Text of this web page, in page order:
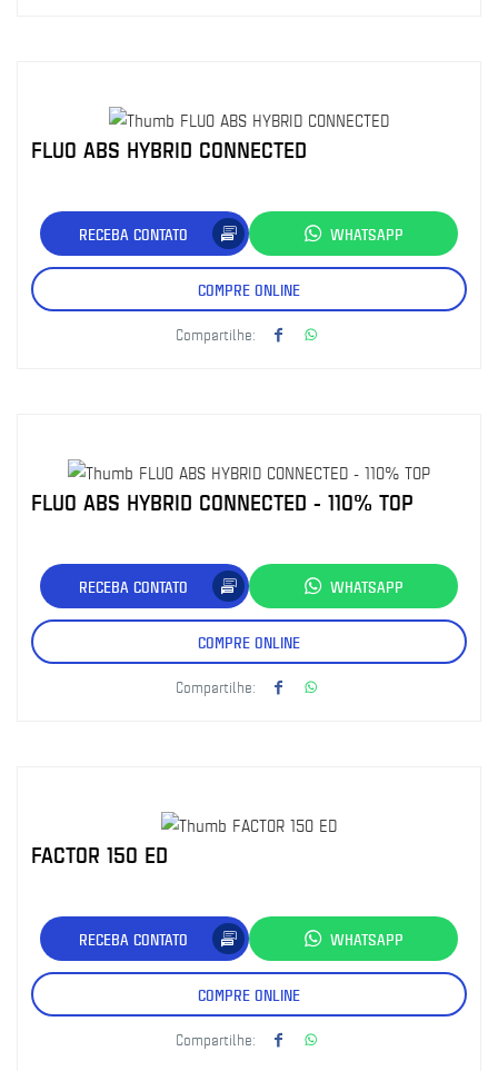
FLUO ABS HYBRID CONNECTED
RECEBA CONTATO WHATSAPP
COMPRE ONLINE
Compartilhe:
FLUO ABS HYBRID CONNECTED - 110% TOP
RECEBA CONTATO WHATSAPP
COMPRE ONLINE
Compartilhe:
FACTOR 150 ED
RECEBA CONTATO WHATSAPP
COMPRE ONLINE
Compartilhe: